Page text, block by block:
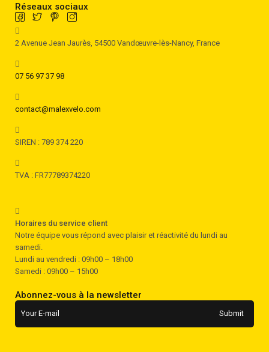
Réseaux sociaux
2 Avenue Jean Jaurès, 54500 Vandœuvre-lès-Nancy, France
07 56 97 37 98
contact@malexvelo.com
SIREN : 789 374 220
TVA : FR77789374220
Horaires du service client
Notre équipe vous répond avec plaisir et réactivité du lundi au
samedi.
Lundi au vendredi : 09h00 – 18h00
Samedi : 09h00 – 15h00
Abonnez-vous à la newsletter